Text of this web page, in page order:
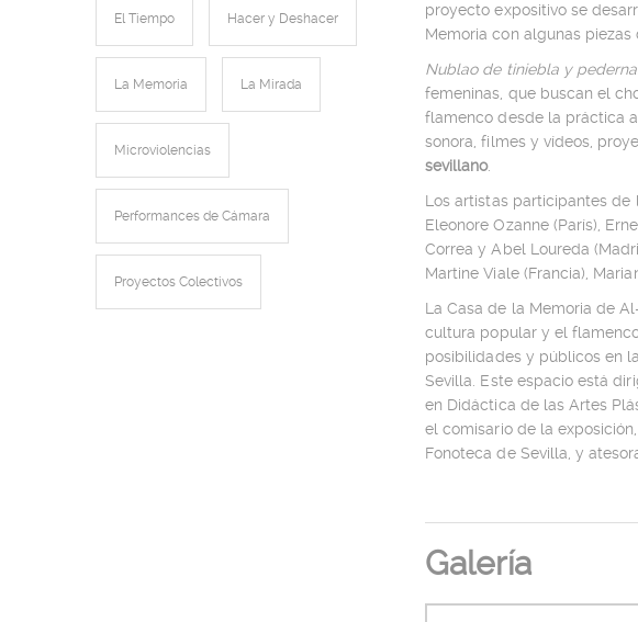
proyecto expositivo se
Memoria con algunas
Nublao de tiniebla y
femeninas, que buscan el
flamenco desde la práctica
sonora, filmes y vídeos,
sevillano.
Los artistas participantes de
Eleonore Ozanne (París),
Correa y Abel Loureda
Martine Viale (Francia),
La Casa de la Memoria de
cultura popular y el
posibilidades y públicos en
Sevilla. Este espacio está
en Didáctica de las Artes
el comisario de la exposición,
Fonoteca de Sevilla, y
Galería
El Tiempo Hacer y Deshacer
La Memoria La Mirada
Microviolencias
Performances de Cámara
Proyectos Colectivos